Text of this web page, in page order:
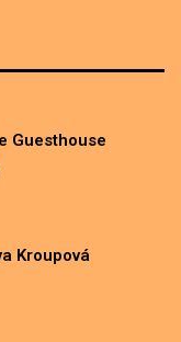
Guesthouse
Kroupová